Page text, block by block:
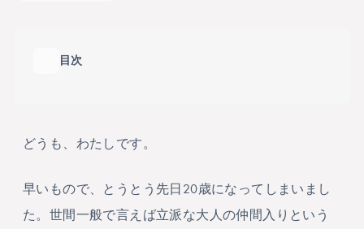
目次
どうも、わたしです。
早いもので、とうとう先日20歳になってしまいまし
た。世間一般で言えば立派な大人の仲間入りという